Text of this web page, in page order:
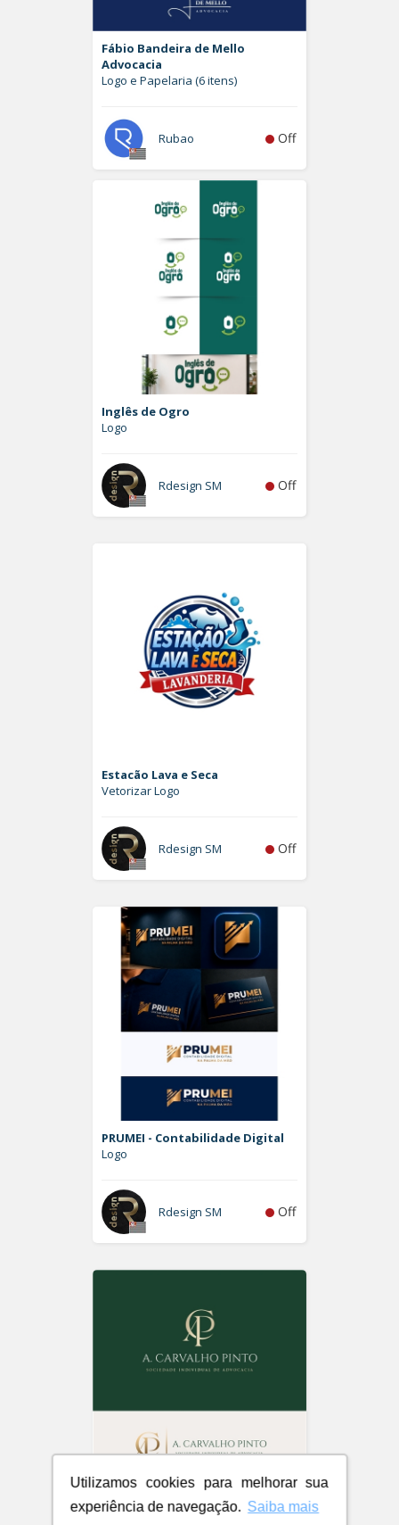
Utilizamos cookies para melhorar sua
experiência de navegação. Saiba mais
Fábio Bandeira de Mello
Advocacia
Logo e Papelaria (6 itens)
Rubao Off
Inglês de Ogro
Logo
Rdesign SM Off
Estacão Lava e Seca
Vetorizar Logo
Rdesign SM Off
PRUMEI - Contabilidade Digital
Logo
Rdesign SM Off
A. Carvalho Pinto Sociedade
Individual de Advocacia